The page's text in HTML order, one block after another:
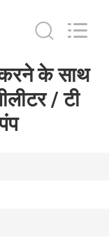
करने के साथ
/ टी